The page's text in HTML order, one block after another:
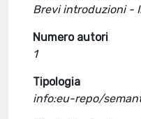
Brevi introduzioni -
Numero autori
1
Tipologia
info:eu-repo/